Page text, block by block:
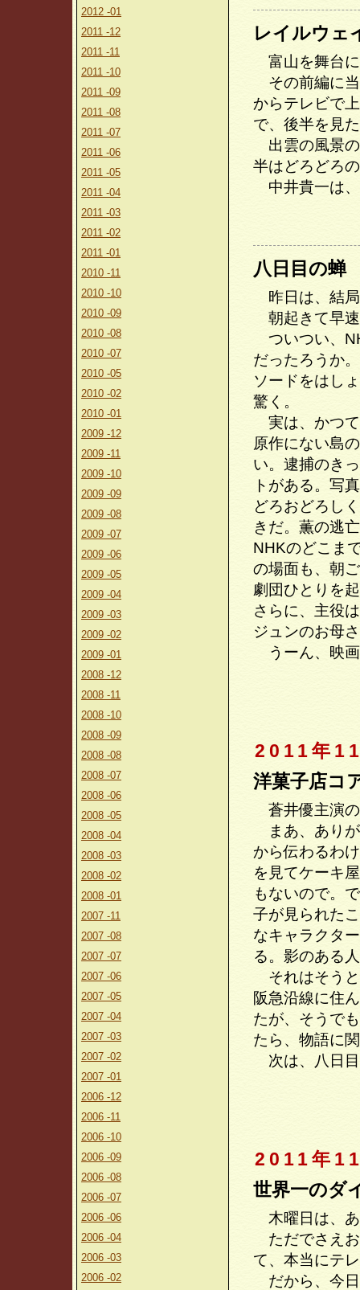
2012 -01
2011 -12
2011 -11
2011 -10
2011 -09
2011 -08
2011 -07
2011 -06
2011 -05
2011 -04
2011 -03
2011 -02
2011 -01
2010 -11
2010 -10
2010 -09
2010 -08
2010 -07
2010 -05
2010 -02
2010 -01
2009 -12
2009 -11
2009 -10
2009 -09
2009 -08
2009 -07
2009 -06
2009 -05
2009 -04
2009 -03
2009 -02
2009 -01
2008 -12
2008 -11
2008 -10
2008 -09
2008 -08
2008 -07
2008 -06
2008 -05
2008 -04
2008 -03
2008 -02
2008 -01
2007 -11
2007 -08
2007 -07
2007 -06
2007 -05
2007 -04
2007 -03
2007 -02
2007 -01
2006 -12
2006 -11
2006 -10
2006 -09
2006 -08
2006 -07
2006 -06
2006 -04
2006 -03
2006 -02
レイルウェ
富山を舞台
その前編に当
からテレビで
で、後半を見
出雲の風景の
半はどろどろ
中井貴一は
八日目の蝉
昨日は、結
朝起きて早
ついつい、
だったろうか
ソードをはし
驚く。
実は、かつて
原作にない島
い。逮捕のき
トがある。写
どろおどろし
きだ。薫の逃
NHKのどこま
の場面も、朝
劇団ひとりを
さらに、主役
ジュンのお母
うーん、映
2011年
洋菓子店コ
蒼井優主演の
まあ、ありが
から伝わるわ
を見てケーキ
もないので。
子が見られた
なキャラクタ
る。影のある
それはそうと
阪急沿線に住
たが、そうで
たら、物語に
次は、八日
2011年
世界一のダ
木曜日は、あ
ただでさえお
て、本当にテ
だから、今日